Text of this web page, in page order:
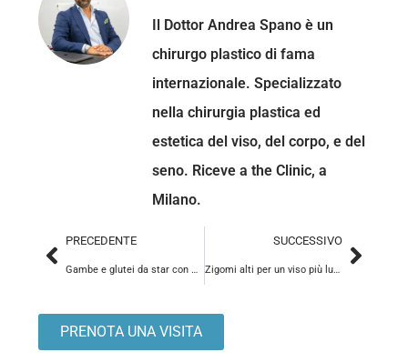
Il Dottor Andrea Spano è un
chirurgo plastico di fama
internazionale. Specializzato
nella chirurgia plastica ed
estetica del viso, del corpo, e del
seno. Riceve a the Clinic, a
Milano.
PRECEDENTE
Gambe e glutei da star con Cellfina System
SUCCESSIVO
Zigomi alti per un viso più luminoso: trattamento filler
PRENOTA UNA VISITA